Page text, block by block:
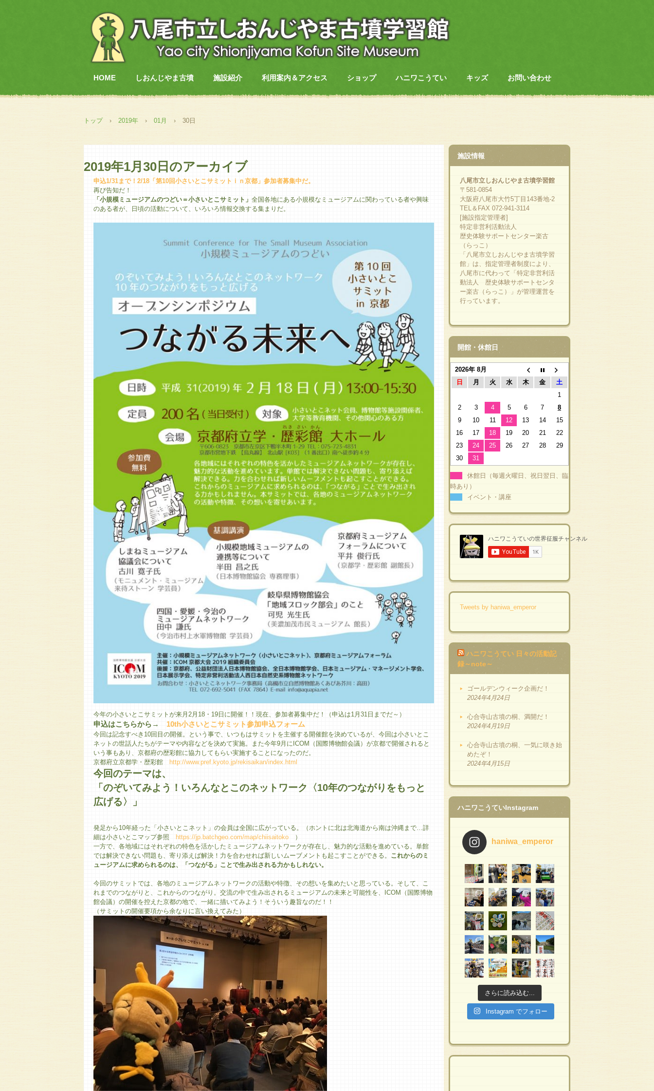
HOME しおんじやま古墳 施設紹介 利用案内＆アクセス ショップ ハニワこうてい キッズ お問い合わせ
トップ › 2019年 › 01月 › 30日
2019年1月30日 のアーカイブ
申込1/31まで！2/18「第10回小さいとこサミットｉｎ京都」参加者募集中だ。
再び告知だ！
「小規模ミュージアムのつどい＝小さいとこサミット」 全国各地にある小規模なミュージアムに関わっている者や興味
のある者が、日頃の活動について、いろいろ情報交換する集まりだ。
今年の小さいとこサミットが来月2月18・19日に開催！！現在、参加者募集中だ！（申込は1月31日までだ～）
申込はこちらから→ 10th小さいとこサミット参加申込フォーム
今回は記念すべき10回目の開催。という事で、いつもはサミットを主催する開催館を決めているが、今回は小さいとこ
ネットの世話人たちがテーマや内容などを決めて実施。また今年9月にICOM（国際博物館会議）が京都で開催されると
いう事もあり、京都府の歴彩館に協力してもらい実施することになったのだ。
京都府立京都学・歴彩館
http://www.pref.kyoto.jp/rekisaikan/index.html
今回のテーマは、
「のぞいてみよう！いろんなとこのネットワーク〈10年のつながりをもっと
広げる〉」
発足から10年経った「小さいとこネット」の会員は全国に広がっている。（ホントに北は北海道から南は沖縄まで…詳
細は小さいとこマップ参照
https://jp.batchgeo.com/map/chiisaitoko ）
一方で、各地域にはそれぞれの特色を活かしたミュージアムネットワークが存在し、魅力的な活動を進めている。単館
では解決できない問題も、寄り添えば解決！力を合わせれば新しいムーブメントも起こすことができる。 これからのミ
ュージアムに求められるのは、「つながる」ことで生み出される力かもしれない。
今回のサミットでは、各地のミュージアムネットワークの活動や特徴、その想いを集めたいと思っている。そして、こ
れまでのつながりと、これからのつながり。交流の中で生み出されるミュージアムの未来と可能性を、ICOM（国際博物
館会議）の開催を控えた京都の地で、一緒に描いてみよう！そういう趣旨なのだ！！
（サミットの開催要項から余なりに言い換えてみた）
施設情報
八尾市立しおんじやま古墳学習館
〒581-0854
大阪府八尾市大竹5丁目143番地-2
TEL＆FAX 072-941-3114
[施設指定管理者]
特定非営利活動法人
歴史体験サポートセンター楽古
（らっこ）
「八尾市立しおんじやま古墳学習
館」は、指定管理者制度により、
八尾市に代わって「特定非営利活
動法人 歴史体験サポートセンタ
ー楽古（らっこ）」が管理運営を
行っています。
開館・休館日
2026年 8月
日
月 火 水 木 金
土
1
2
3 4 5 6 7
8
9
10 11 12 13 14
15
16
17 18 19 20 21
22
23
24 25 26 27 28
29
30
31
休館日（毎週火曜日、祝日翌日、臨
時あり）
イベント・講座
Tweets by haniwa_emperor
ハニワこうてい 日々の活動記
録～note～
ゴールデンウィーク企画だ！
2024年4月24日
心合寺山古墳の桐、満開だ！
2024年4月19日
心合寺山古墳の桐、一気に咲き始
めたぞ！
2024年4月15日
ハニワこうていInstagram
haniwa_emperor
さらに読み込む...
Instagram でフォロー